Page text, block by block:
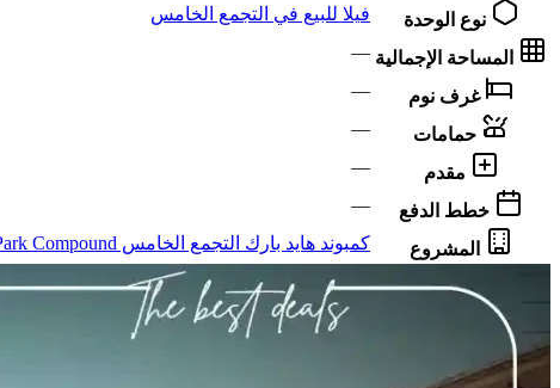
نوع الوحدة فيلا للبيع في التجمع الخامس
المساحة الإجمالية —
غرف نوم —
حمامات —
مقدم —
خطط الدفع —
المشروع كمبوند هايد بارك التجمع الخامس Hyde Park Compound اسعار 2026